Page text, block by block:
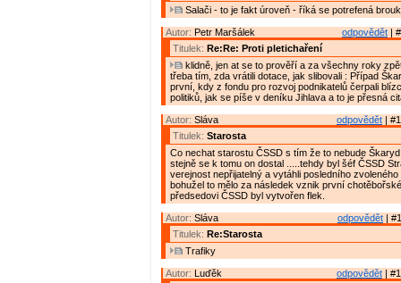
Salači - to je fakt úroveň - říká se potrefená
odpovědět |
Autor: Petr Maršálek
Titulek: Re:Re: Proti pletichaření
klidně, jen at se to prověří a za všechny roky
třeba tím, zda vrátili dotace, jak slibovali : Případ
první, kdy z fondu pro rozvoj podnikatelů čerpali
politiků, jak se píše v deníku Jihlava a to je přesná
odpovědět |
Autor: Sláva
Titulek: Starosta
Co nechat starostu ČSSD s tím že to nebude
stejně se k tomu on dostal .....tehdy byl šéf ČSSD
verejnost nepřijatelný a vytáhli posledního
bohužel to mělo za následek vznik první
předsedovi ČSSD byl vytvořen flek.
odpovědět |
Autor: Sláva
Titulek: Re:Starosta
Trafiky
odpovědět |
Autor: Luďěk